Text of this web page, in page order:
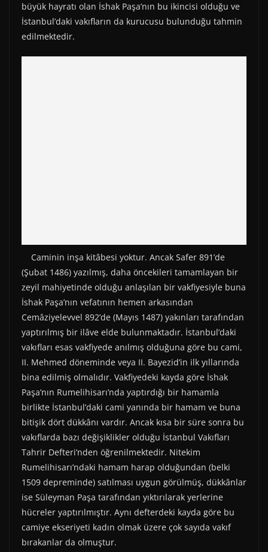
büyük hayratı olan İshak Paşa’nın bu ikincisi olduğu ve
İstanbul’daki vakıfların da kurucusu bulunduğu tahmin
edilmektedir.
Caminin inşa kitâbesi yoktur. Ancak Safer 891’de
(Şubat 1486) yazılmış, daha öncekileri tamamlayan bir
zeyil mahiyetinde olduğu anlaşılan bir vakfiyesiyle buna
İshak Paşa’nın vefatının hemen arkasından
Cemâziyelevvel 892’de (Mayıs 1487) yakınları tarafından
yaptırılmış bir ilâve elde bulunmaktadır. İstanbul’daki
vakıfları esas vakfiyede anılmış olduğuna göre bu cami,
II. Mehmed döneminde veya II. Bayezid’in ilk yıllarında
bina edilmiş olmalıdır. Vakfiyedeki kayda göre İshak
Paşa’nın Rumelihisarı’nda yaptırdığı bir hamamla
birlikte İstanbul’daki cami yanında bir hamam ve buna
bitişik dört dükkânı vardır. Ancak kısa bir süre sonra bu
vakıflarda bazı değişiklikler olduğu İstanbul Vakıfları
Tahrir Defteri’nden öğrenilmektedir. Nitekim
Rumelihisarı’ndaki hamam harap olduğundan (belki
1509 depreminde) satılması uygun görülmüş, dükkânlar
ise Süleyman Paşa tarafından yıktırılarak yerlerine
hücreler yaptırılmıştır. Aynı defterdeki kayda göre bu
camiye ekseriyeti kadın olmak üzere çok sayıda vakıf
bırakanlar da olmuştur.